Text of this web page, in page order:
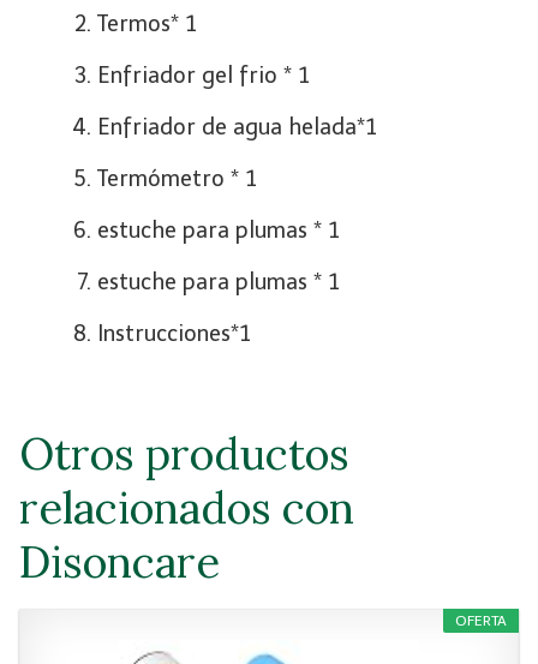
Termos* 1
Enfriador gel frio * 1
Enfriador de agua helada*1
Termómetro * 1
estuche para plumas * 1
estuche para plumas * 1
Instrucciones*1
Otros productos
relacionados con
Disoncare
OFERTA